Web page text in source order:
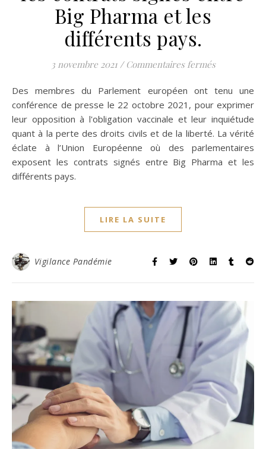
Big Pharma et les
différents pays.
3 novembre 2021 / Commentaires ferméssur La
Des membres du Parlement européen ont tenu une
conférence de presse le 22 octobre 2021, pour exprimer
leur opposition à l'obligation vaccinale et leur inquiétude
quant à la perte des droits civils et de la liberté. La vérité
éclate à l’Union Européenne où des parlementaires
exposent les contrats signés entre Big Pharma et les
différents pays.
LIRE LA SUITE
Vigilance Pandémie